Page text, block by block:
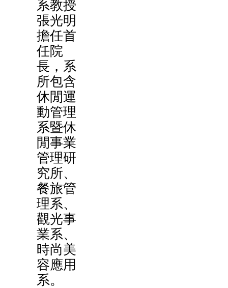
系教授
張光明
擔任首
任院
長，系
所包含
休閒運
動管理
系暨休
閒事業
管理研
究所、
餐旅管
理系、
觀光事
業系、
時尚美
容應用
系。